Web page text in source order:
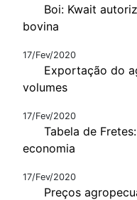
Boi: Kwait
bovina
17/Fev/2020
Exportação do
volumes
17/Fev/2020
Tabela de
economia
17/Fev/2020
Preços